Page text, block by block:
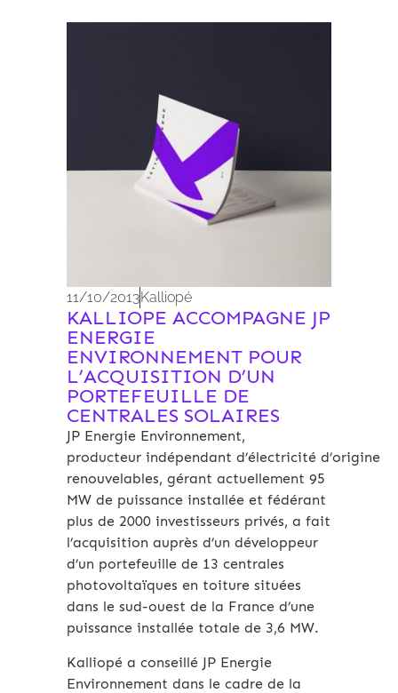
11/10/2013Kalliopé
KALLIOPE ACCOMPAGNE JP
ENERGIE
ENVIRONNEMENT POUR
L’ACQUISITION D’UN
PORTEFEUILLE DE
CENTRALES SOLAIRES
JP Energie Environnement,
producteur indépendant d’électricité d’origine
renouvelables, gérant actuellement 95
MW de puissance installée et fédérant
plus de 2000 investisseurs privés, a fait
l’acquisition auprès d’un développeur
d’un portefeuille de 13 centrales
photovoltaïques en toiture situées
dans le sud-ouest de la France d’une
puissance installée totale de 3,6 MW.
Kalliopé a conseillé JP Energie
Environnement dans le cadre de la